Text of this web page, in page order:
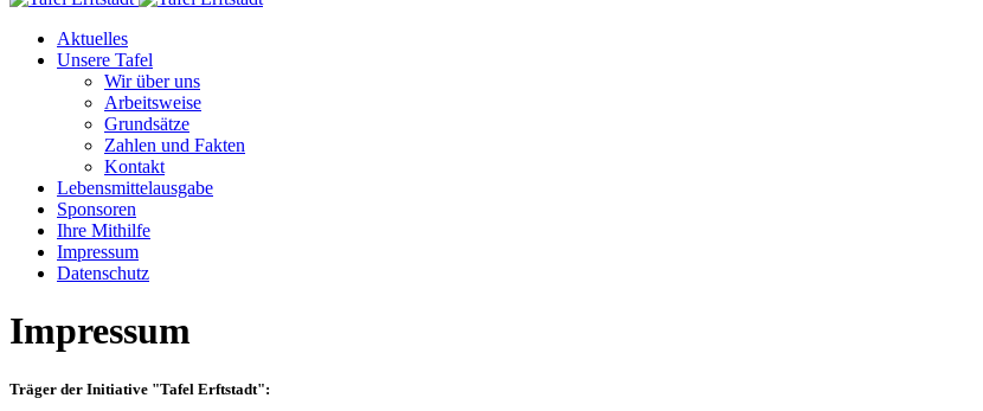
Aktuelles
Unsere Tafel
Wir über uns
Arbeitsweise
Grundsätze
Zahlen und Fakten
Kontakt
Lebensmittelausgabe
Sponsoren
Ihre Mithilfe
Impressum
Datenschutz
Impressum
Träger der Initiative "Tafel Erftstadt":